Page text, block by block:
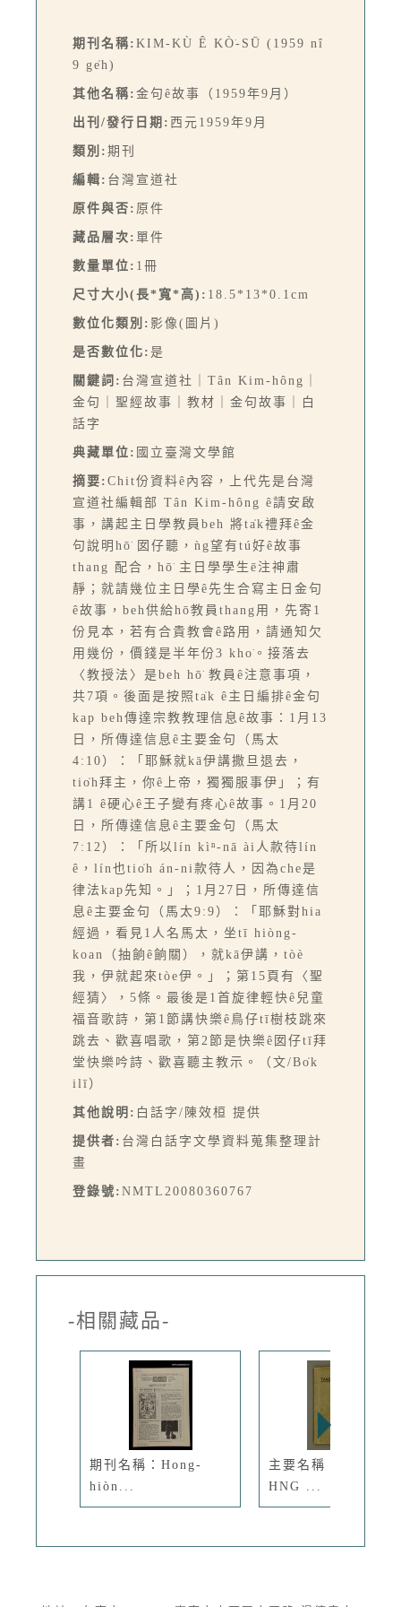
期刊名稱: KIM-KÙ Ê KÒ͘-SŪ (1959 nî
9 ge̍h)
其他名稱: 金句ê故事（1959年9月）
出刊/發行日期: 西元1959年9月
類別: 期刊
編輯: 台灣宣道社
原件與否: 原件
藏品層次: 單件
數量單位: 1冊
尺寸大小(長*寬*高): 18.5*13*0.1cm
數位化類別: 影像(圖片)
是否數位化: 是
關鍵詞: 台灣宣道社｜Tân Kim-hông｜
金句｜聖經故事｜教材｜金句故事｜白
話字
典藏單位: 國立臺灣文學館
摘要: Chit份資料ê內容，上代先是台灣
宣道社編輯部 Tân Kim-hông ê請安啟
事，講起主日學教員beh 將ta̍k禮拜ê金
句說明hō͘ 囡仔聽，ǹg望有tú好ê故事
thang 配合，hō͘ 主日學學生ē注神肅
靜；就請幾位主日學ê先生合寫主日金句
ê故事，beh供給hō͘教員thang用，先寄1
份見本，若有合貴教會ê路用，請通知欠
用幾份，價錢是半年份3 kho͘。接落去
〈教授法〉是beh hō͘ 教員ê注意事項，
共7項。後面是按照ta̍k ê主日編排ê金句
kap beh傳達宗教教理信息ê故事：1月13
日，所傳達信息ê主要金句（馬太
4:10）：「耶穌就kā伊講撒旦退去，
tio̍h拜主，你ê上帝，獨獨服事伊」；有
講1 ê硬心ê王子變有疼心ê故事。1月20
日，所傳達信息ê主要金句（馬太
7:12）：「所以lín kìⁿ-nā ài人款待lín
ê，lín也tio̍h án-ni款待人，因為che是
律法kap先知。」；1月27日，所傳達信
息ê主要金句（馬太9:9）：「耶穌對hia
經過，看見1人名馬太，坐tī hiòng-
koan（抽餉ê餉關），就kā伊講，tòè
我，伊就起來tòe伊。」；第15頁有〈聖
經猜〉，5條。最後是1首旋律輕快ê兒童
福音歌詩，第1節講快樂ê鳥仔tī樹枝跳來
跳去、歡喜唱歌，第2節是快樂ê囡仔tī拜
堂快樂吟詩、歡喜聽主教示。（文/Bo̍k
ilī）
其他說明: 白話字/陳效桓 提供
提供者: 台灣白話字文學資料蒐集整理計
畫
登錄號: NMTL20080360767
-相關藏品-
期刊名稱：Hong-
hiòn...
主要名稱：TANG-
HNG ...